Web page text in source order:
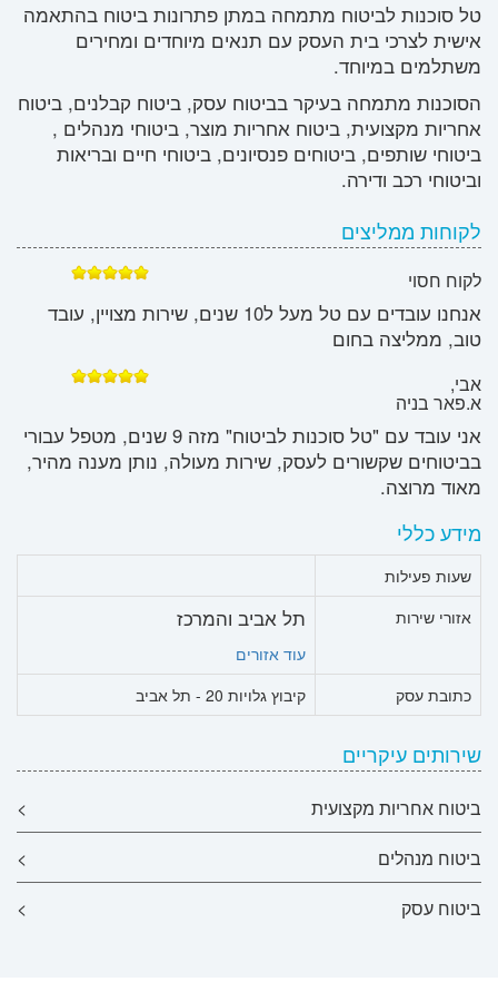
טל סוכנות לביטוח מתמחה במתן פתרונות ביטוח בהתאמה
אישית לצרכי בית העסק עם תנאים מיוחדים ומחירים
משתלמים במיוחד.
הסוכנות מתמחה בעיקר בביטוח עסק, ביטוח קבלנים, ביטוח
אחריות מקצועית, ביטוח אחריות מוצר, ביטוחי מנהלים ,
ביטוחי שותפים, ביטוחים פנסיונים, ביטוחי חיים ובריאות
וביטוחי רכב ודירה.
לקוחות ממליצים
לקוח חסוי
אנחנו עובדים עם טל מעל ל10 שנים, שירות מצויין, עובד
טוב, ממליצה בחום
אבי,
א.פאר בניה
אני עובד עם "טל סוכנות לביטוח" מזה 9 שנים, מטפל עבורי
בביטוחים שקשורים לעסק, שירות מעולה, נותן מענה מהיר,
מאוד מרוצה.
מידע כללי
שעות פעילות
אזורי שירות
תל אביב והמרכז
עוד אזורים
כתובת עסק
קיבוץ גלויות 20 - תל אביב
שירותים עיקריים
ביטוח אחריות מקצועית
>
ביטוח מנהלים
>
ביטוח עסק
>